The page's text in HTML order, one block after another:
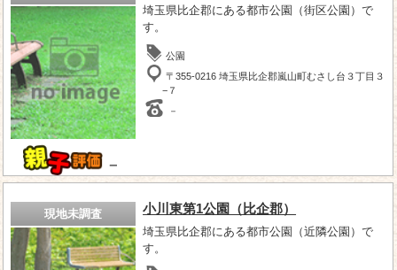
－
埼玉県比企郡にある都市公園（街区公園）で
す。
公園
〒355-0216 埼玉県比企郡嵐山町むさし台３丁目３
−７
－
現地未調査 小川東第1公園（比企郡）
埼玉県比企郡にある都市公園（近隣公園）で
す。